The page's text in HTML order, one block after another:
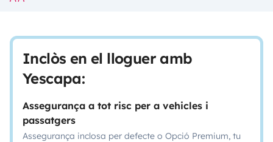
Inclòs en el lloguer amb
Yescapa:
Assegurança a tot risc per a vehicles i
passatgers
Assegurança inclosa per defecte o Opció Premium, tu